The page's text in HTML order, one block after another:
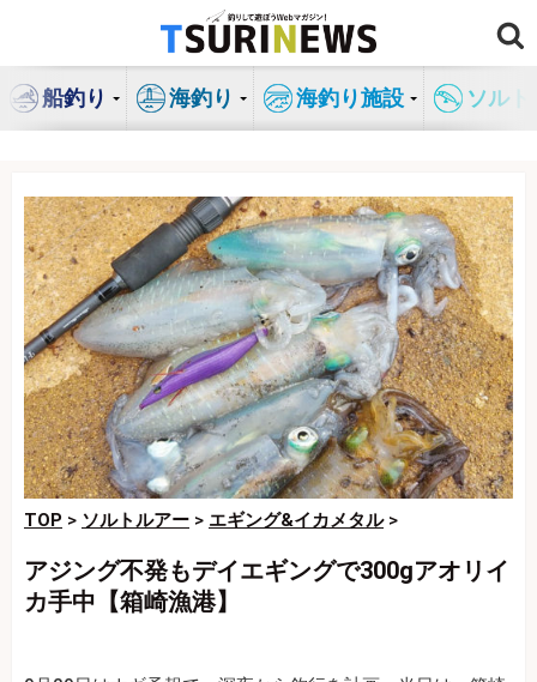
ン
船釣り 海釣り 海釣り施設 ソル
TOP > ソルトルアー > エギング&イカメタル>
アジング不発もデイエギングで300gアオリイ
カ手中【箱崎漁港】